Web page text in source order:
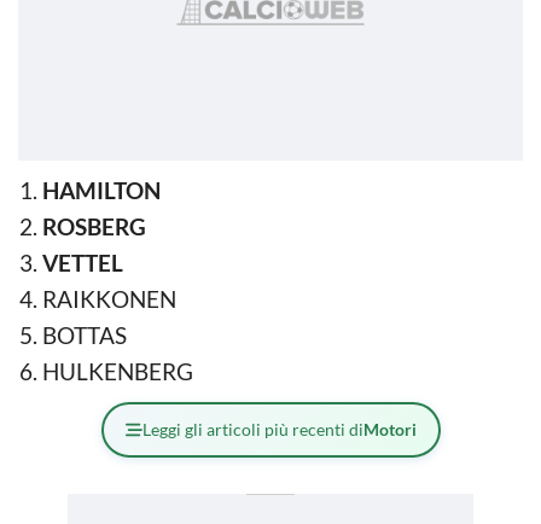
HAMILTON
ROSBERG
VETTEL
RAIKKONEN
BOTTAS
HULKENBERG
Leggi gli articoli più recenti diMotori